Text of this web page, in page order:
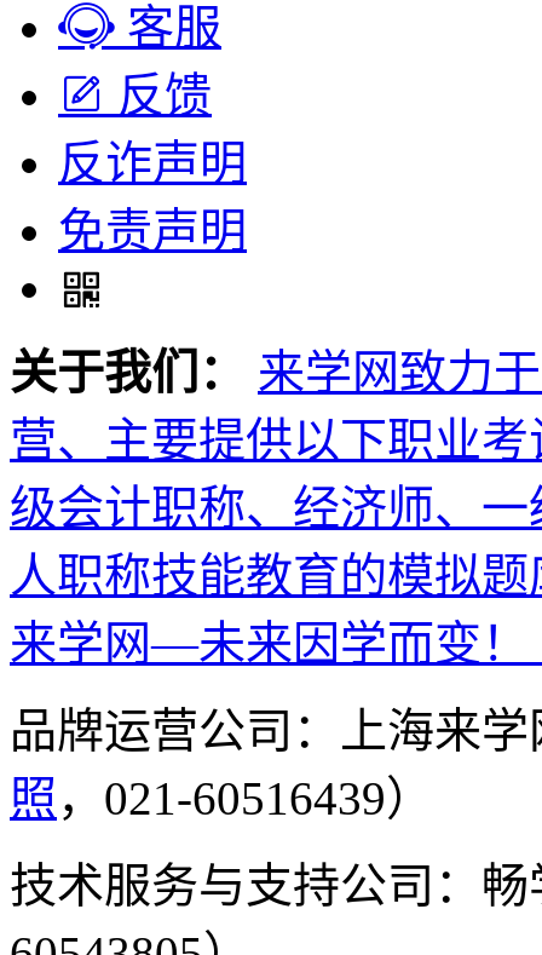
客服
反馈
反诈声明
免责声明
关于我们：
来学网致力
营、主要提供以下职业
级会计职称、经济师、
人职称技能教育的模拟
来学网—未来因学而变！
品牌运营公司：上海来
照 ，021-60516439）
技术服务与支持公司：